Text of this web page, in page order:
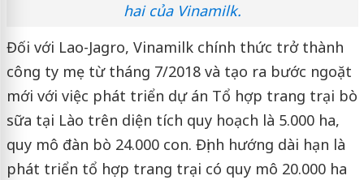
hai của Vinamilk.
Đối với Lao-Jagro, Vinamilk chính thức trở thành
công ty mẹ từ tháng 7/2018 và tạo ra bước ngoặt
mới với việc phát triển dự án Tổ hợp trang trại bò
sữa tại Lào trên diện tích quy hoạch là 5.000 ha,
quy mô đàn bò 24.000 con. Định hướng dài hạn là
phát triển tổ hợp trang trại có quy mô 20.000 ha